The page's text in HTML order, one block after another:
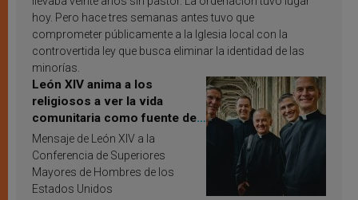
hoy. Pero hace tres semanas antes tuvo que
comprometer públicamente a la Iglesia local con la
controvertida ley que busca eliminar la identidad de las
minorías.
León XIV anima a los
religiosos a ver la vida
comunitaria como fuente de
inspiración y santificación
Mensaje de León XIV a la
Conferencia de Superiores
Mayores de Hombres de los
Estados Unidos